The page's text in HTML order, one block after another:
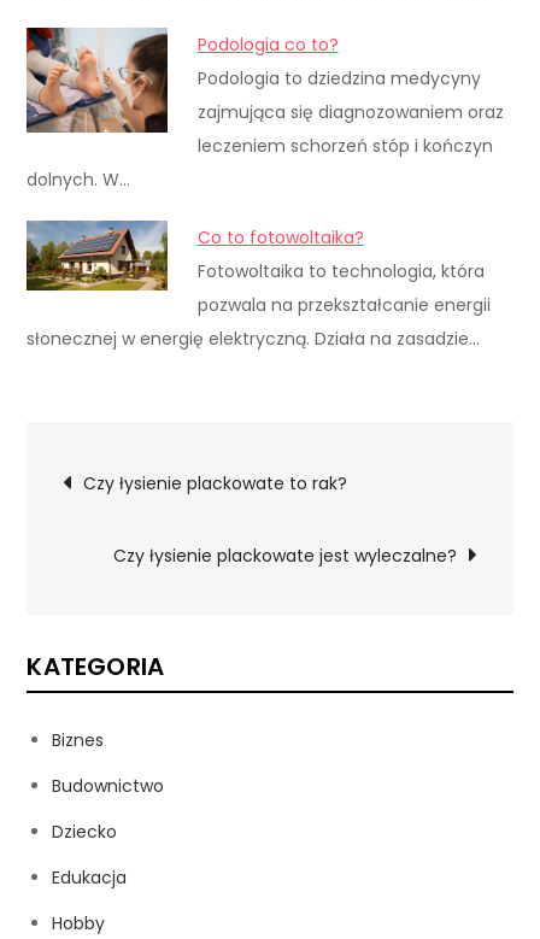
Podologia co to?
Podologia to dziedzina medycyny
zajmująca się diagnozowaniem oraz
leczeniem schorzeń stóp i kończyn
dolnych. W…
Co to fotowoltaika?
Fotowoltaika to technologia, która
pozwala na przekształcanie energii
słonecznej w energię elektryczną. Działa na zasadzie…
Nawigacja
wpisu
Czy łysienie plackowate to rak?
Czy łysienie plackowate jest wyleczalne?
KATEGORIA
Biznes
Budownictwo
Dziecko
Edukacja
Hobby